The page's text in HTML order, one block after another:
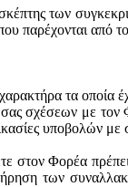
των
παρέχονται από
τα οποία
σχέσεων με
υποβολών
Φορέα
των